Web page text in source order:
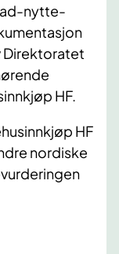
nytte-
Direktoratet
HF.
HF
nordiske